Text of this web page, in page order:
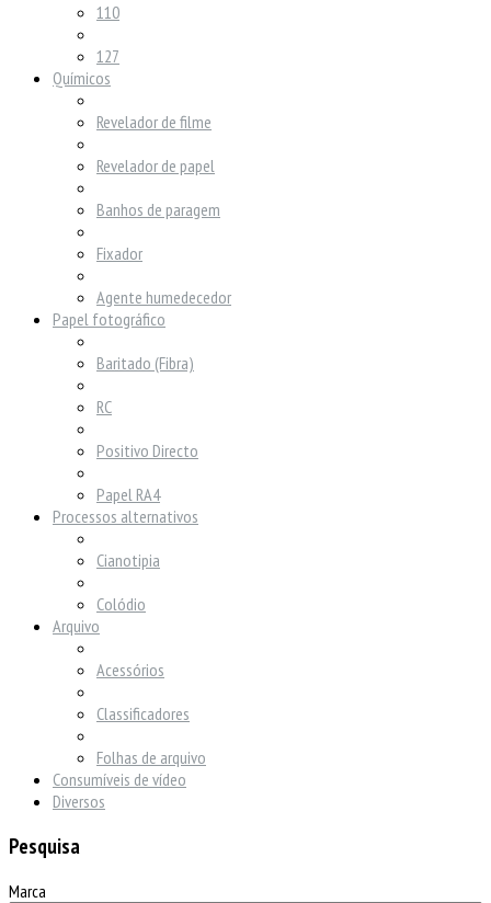
110
127
Químicos
Revelador de filme
Revelador de papel
Banhos de paragem
Fixador
Agente humedecedor
Papel fotográfico
Baritado (Fibra)
RC
Positivo Directo
Papel RA4
Processos alternativos
Cianotipia
Colódio
Arquivo
Acessórios
Classificadores
Folhas de arquivo
Consumíveis de vídeo
Diversos
Pesquisa
Marca